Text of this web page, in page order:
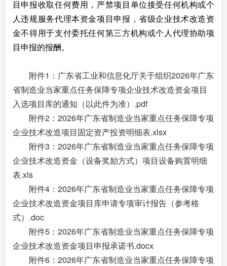
目申报收取任何费用，严禁项目单位接受任何机构或个
人违规服务代理本资金项目申报，省级企业技术改造资
金不得用于支付委托任何第三方机构或个人代理协助项
目申报的报酬。
附件1：广东省工业和信息化厅关于组织2026年广东
省制造业当家重点任务保障专项企业技术改造资金项目
入选项目库的通知（以此件为准）.pdf
附件2：2026年广东省制造业当家重点任务保障专项
企业技术改造项目固定资产投资明细表.xlsx
附件3：2026年广东省制造业当家重点任务保障专项
企业技术改造资金（设备奖励方式）项目设备购置明细
表.xls
附件4：2026年广东省制造业当家重点任务保障专项
企业技术改造资金项目库申请专项审计报告（参考格
式）.doc
附件5：2026年广东省制造业当家重点任务保障专项
企业技术改造资金项目申报承诺书.docx
附件6：2026年广东省制造业当家重点任务保障专项